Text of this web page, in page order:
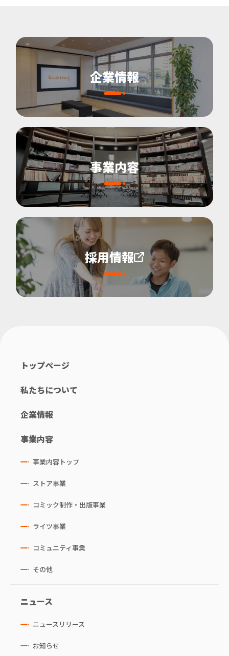
企業情報
事業内容
採用情報
トップページ
私たちについて
企業情報
事業内容
事業内容トップ
ストア事業
コミック制作・出版事業
ライツ事業
コミュニティ事業
その他
ニュース
ニュースリリース
お知らせ